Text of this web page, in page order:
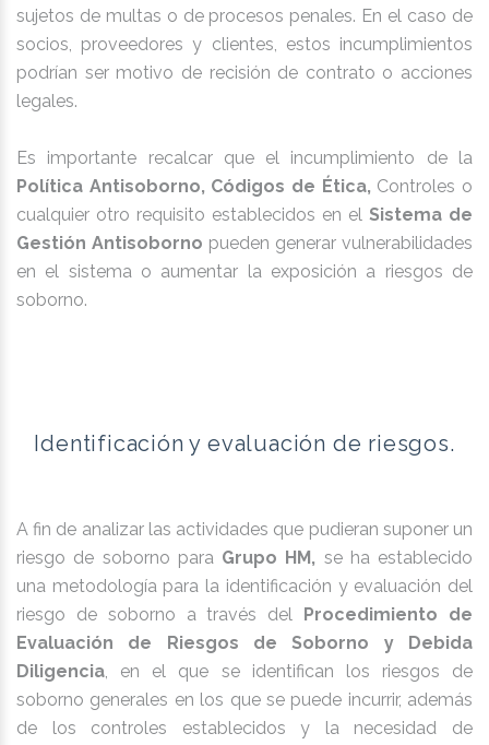
sujetos de multas o de procesos penales. En el caso de
socios, proveedores y clientes, estos incumplimientos
podrían ser motivo de recisión de contrato o acciones
legales.
Es importante recalcar que el incumplimiento de la
Política Antisoborno, Códigos de Ética, Controles o
cualquier otro requisito establecidos en el Sistema de
Gestión Antisoborno pueden generar vulnerabilidades
en el sistema o aumentar la exposición a riesgos de
soborno.
Identificación y evaluación de riesgos.
A fin de analizar las actividades que pudieran suponer un
riesgo de soborno para Grupo HM, se ha establecido
una metodología para la identificación y evaluación del
riesgo de soborno a través del
Procedimiento de
Evaluación de Riesgos de Soborno y Debida
Diligencia, en el que se identifican los riesgos de
soborno generales en los que se puede incurrir, además
de los controles establecidos y la necesidad de